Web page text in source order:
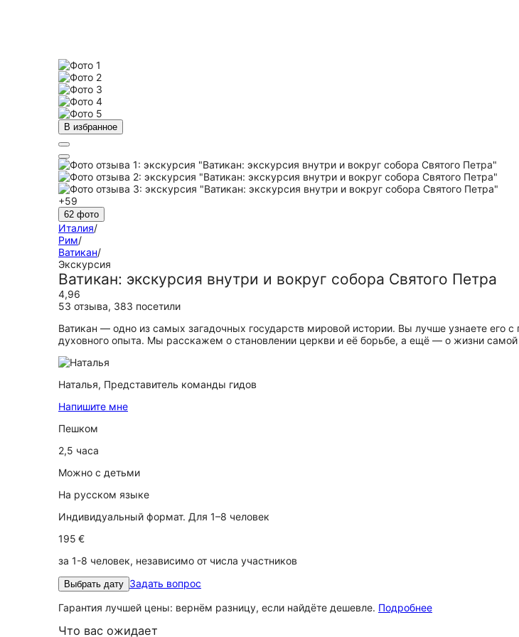
В избранное
+59
62 фото
Италия/
Рим/
Ватикан/
Экскурсия
Ватикан: экскурсия внутри и вокруг собора Святого Петра
4,96
53 отзыва, 383 посетили
Ватикан — одно из самых загадочных государств мировой истории. Вы лучше узнаете его
духовного опыта. Мы расскажем о становлении церкви и её борьбе, а ещё — о жизни
Наталья, Представитель команды гидов
Напишите мне
Пешком
2,5 часа
Можно с детьми
На русском языке
Индивидуальный формат. Для 1–8 человек
195 €
за 1-8 человек, независимо от числа участников
Выбрать дату Задать вопрос
Гарантия лучшей цены: вернём разницу, если найдёте дешевле. Подробнее
Что вас ожидает